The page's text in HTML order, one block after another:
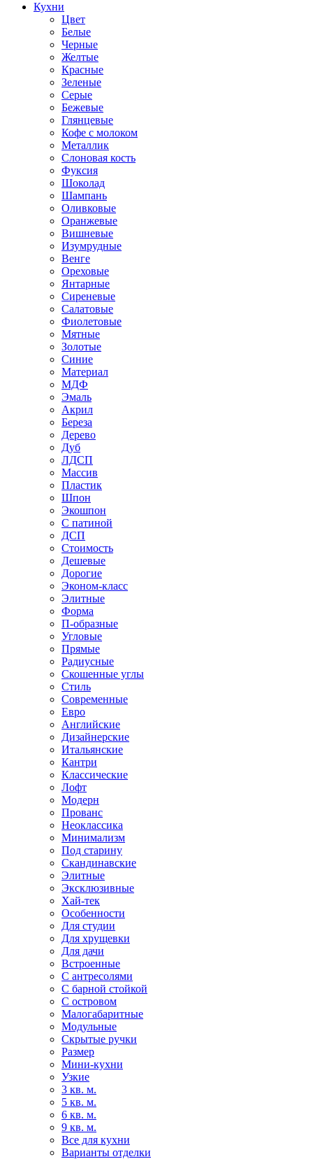
Кухни
Цвет
Белые
Черные
Желтые
Красные
Зеленые
Серые
Бежевые
Глянцевые
Кофе с молоком
Металлик
Слоновая кость
Фуксия
Шоколад
Шампань
Оливковые
Оранжевые
Вишневые
Изумрудные
Венге
Ореховые
Янтарные
Сиреневые
Салатовые
Фиолетовые
Мятные
Золотые
Синие
Материал
МДФ
Эмаль
Акрил
Береза
Дерево
Дуб
ЛДСП
Массив
Пластик
Шпон
Экошпон
С патиной
ДСП
Стоимость
Дешевые
Дорогие
Эконом-класс
Элитные
Форма
П-образные
Угловые
Прямые
Радиусные
Скошенные углы
Стиль
Современные
Евро
Английские
Дизайнерские
Итальянские
Кантри
Классические
Лофт
Модерн
Прованс
Неоклассика
Минимализм
Под старину
Скандинавские
Элитные
Эксклюзивные
Хай-тек
Особенности
Для студии
Для хрущевки
Для дачи
Встроенные
С антресолями
С барной стойкой
С островом
Малогабаритные
Модульные
Скрытые ручки
Размер
Мини-кухни
Узкие
3 кв. м.
5 кв. м.
6 кв. м.
9 кв. м.
Все для кухни
Варианты отделки